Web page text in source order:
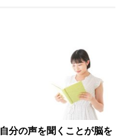
自分の声を聞くことが脳を